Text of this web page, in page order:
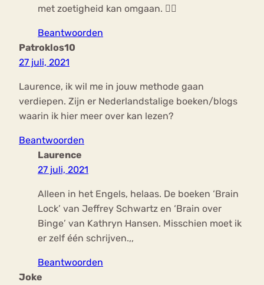
met zoetigheid kan omgaan. 👍🏻
Beantwoorden
Patroklos10
27 juli, 2021
Laurence, ik wil me in jouw methode gaan
verdiepen. Zijn er Nederlandstalige boeken/blogs
waarin ik hier meer over kan lezen?
Beantwoorden
Laurence
27 juli, 2021
Alleen in het Engels, helaas. De boeken ‘Brain
Lock’ van Jeffrey Schwartz en ‘Brain over
Binge’ van Kathryn Hansen. Misschien moet ik
er zelf één schrijven.,,
Beantwoorden
Joke